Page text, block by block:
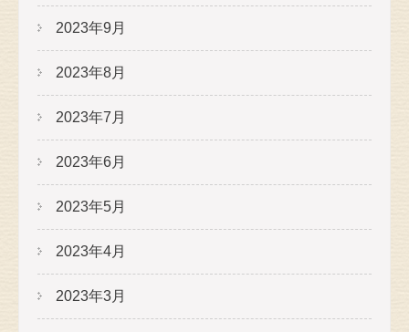
2023年9月
2023年8月
2023年7月
2023年6月
2023年5月
2023年4月
2023年3月